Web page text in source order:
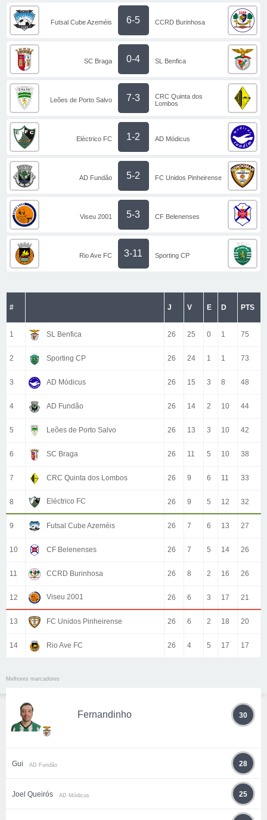
Futsal Cube Azeméis 6-5 CCRD Burinhosa
SC Braga 0-4 SL Benfica
Leões de Porto Salvo 7-3
CRC Quinta dos
Lombos
Eléctrico FC 1-2 AD Módicus
AD Fundão 5-2 FC Unidos Pinheirense
Viseu 2001 5-3 CF Belenenses
Rio Ave FC 3-11 Sporting CP
# J V E D PTS
1 SL Benfica 26 25 0 1 75
2 Sporting CP 26 24 1 1 73
3 AD Módicus 26 15 3 8 48
4 AD Fundão 26 14 2 10 44
5 Leões de Porto Salvo 26 13 3 10 42
6 SC Braga 26 11 5 10 38
7 CRC Quinta dos Lombos 26 9 6 11 33
8 Eléctrico FC 26 9 5 12 32
9 Futsal Cube Azeméis 26 7 6 13 27
10 CF Belenenses 26 7 5 14 26
11 CCRD Burinhosa 26 8 2 16 26
12 Viseu 2001 26 6 3 17 21
13 FC Unidos Pinheirense 26 6 2 18 20
14 Rio Ave FC 26 4 5 17 17
Melhores marcadores
Fernandinho 30
Gui AD Fundão 28
Joel Queirós AD Módicus 25